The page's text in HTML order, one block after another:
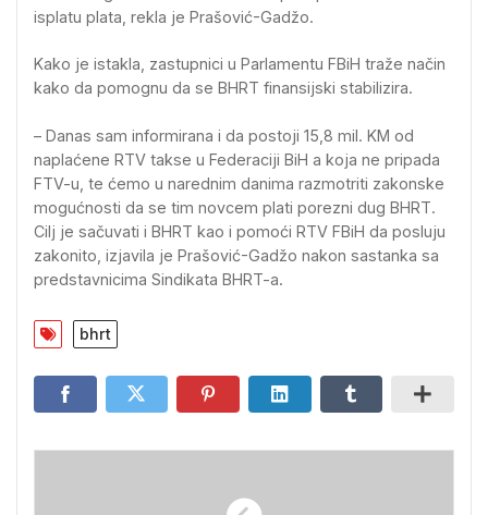
isplatu plata, rekla je Prašović-Gadžo.
Kako je istakla, zastupnici u Parlamentu FBiH traže način
kako da pomognu da se BHRT finansijski stabilizira.
– Danas sam informirana i da postoji 15,8 mil. KM od
naplaćene RTV takse u Federaciji BiH a koja ne pripada
FTV-u, te ćemo u narednim danima razmotriti zakonske
mogućnosti da se tim novcem plati porezni dug BHRT.
Cilj je sačuvati i BHRT kao i pomoći RTV FBiH da posluju
zakonito, izjavila je Prašović-Gadžo nakon sastanka sa
predstavnicima Sindikata BHRT-a.
bhrt